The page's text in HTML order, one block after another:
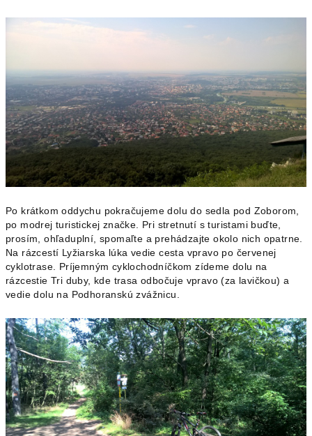
Po krátkom oddychu pokračujeme dolu do sedla pod Zoborom,
po modrej turistickej značke. Pri stretnutí s turistami buďte,
prosím, ohľaduplní, spomaľte a prehádzajte okolo nich opatrne.
Na rázcestí Lyžiarska lúka vedie cesta vpravo po červenej
cyklotrase. Príjemným cyklochodníčkom zídeme dolu na
rázcestie Tri duby, kde trasa odbočuje vpravo (za lavičkou) a
vedie dolu na Podhoranskú zvážnicu.